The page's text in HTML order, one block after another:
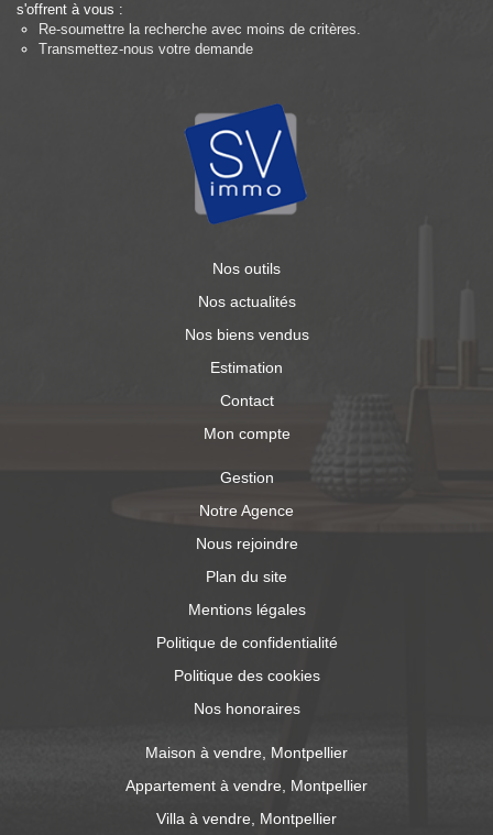
s'offrent à vous :
Re-soumettre la recherche avec moins de critères.
Transmettez-nous votre demande
Nos outils
Nos actualités
Nos biens vendus
Estimation
Contact
Mon compte
Gestion
Notre Agence
Nous rejoindre
Plan du site
Mentions légales
Politique de confidentialité
Politique des cookies
Nos honoraires
Maison à vendre, Montpellier
Appartement à vendre, Montpellier
Villa à vendre, Montpellier